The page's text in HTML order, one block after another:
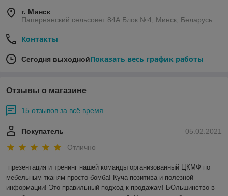
г. Минск
Папернянский сельсовет 84А Блок №4, Минск, Беларусь
Контакты
Сегодня выходнойПоказать весь график работы
Отзывы о магазине
15 отзывов за всё время
05.02.2021
Покупатель
Отлично
презентация и тренинг нашей команды организованный ЦКМФ по
мебельным тканям просто бомба! Куча позитива и полезной
информации! Это правильный подход к продажам! БОльшинство в